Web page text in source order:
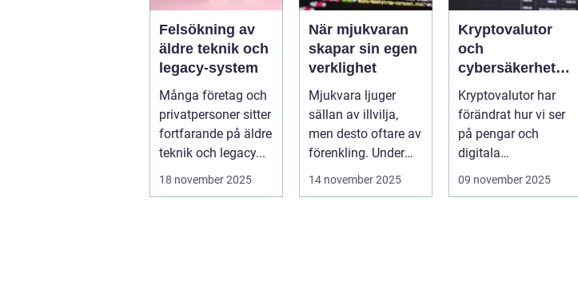
Felsökning av
äldre teknik och
legacy-system
Många företag och
privatpersoner sitter
fortfarande på äldre
teknik och legacy...
18 november 2025
När mjukvaran
skapar sin egen
verklighet
Mjukvara ljuger
sällan av illvilja,
men desto oftare av
förenkling. Under
ytan arbetar pro...
14 november 2025
Kryptovalutor
och
cybersäkerhet:
Hackares nya
lekplats
Kryptovalutor har
förändrat hur vi ser
på pengar och
digitala
transaktioner, men
09 november 2025